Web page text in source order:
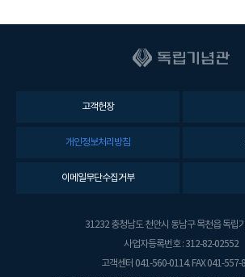
고객헌장
개인정보처리방침
이메일무단수집거부
31232 충청남도 천안시 동남구 목천읍 독립
사업자등록번호 : 312-82-02552
고객센터 041-560-0114. FAX 041-557-